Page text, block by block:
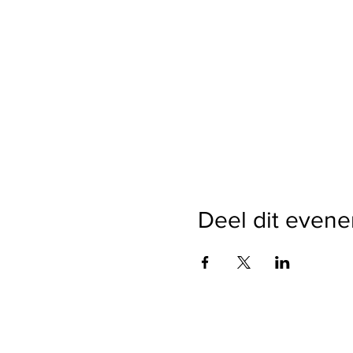
Deel dit